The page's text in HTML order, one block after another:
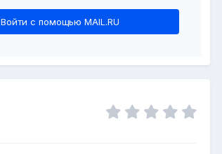
Войти с помощью MAIL.RU